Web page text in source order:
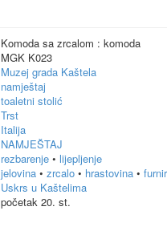
Komoda sa zrcalom : komoda
MGK K023
Muzej grada Kaštela
namještaj
toaletni stolić
Trst
Italija
NAMJEŠTAJ
rezbarenje • lijepljenje
jelovina • zrcalo • hrastovina • furnir
Uskrs u Kaštelima
početak 20. st.